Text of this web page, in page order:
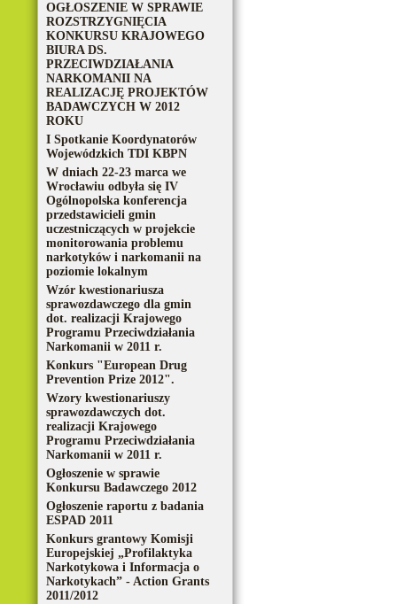
OGŁOSZENIE W SPRAWIE
ROZSTRZYGNIĘCIA
KONKURSU KRAJOWEGO
BIURA DS.
PRZECIWDZIAŁANIA
NARKOMANII NA
REALIZACJĘ PROJEKTÓW
BADAWCZYCH W 2012
ROKU
I Spotkanie Koordynatorów
Wojewódzkich TDI KBPN
W dniach 22-23 marca we
Wrocławiu odbyła się IV
Ogólnopolska konferencja
przedstawicieli gmin
uczestniczących w projekcie
monitorowania problemu
narkotyków i narkomanii na
poziomie lokalnym
Wzór kwestionariusza
sprawozdawczego dla gmin
dot. realizacji Krajowego
Programu Przeciwdziałania
Narkomanii w 2011 r.
Konkurs "European Drug
Prevention Prize 2012".
Wzory kwestionariuszy
sprawozdawczych dot.
realizacji Krajowego
Programu Przeciwdziałania
Narkomanii w 2011 r.
Ogłoszenie w sprawie
Konkursu Badawczego 2012
Ogłoszenie raportu z badania
ESPAD 2011
Konkurs grantowy Komisji
Europejskiej „Profilaktyka
Narkotykowa i Informacja o
Narkotykach” - Action Grants
2011/2012